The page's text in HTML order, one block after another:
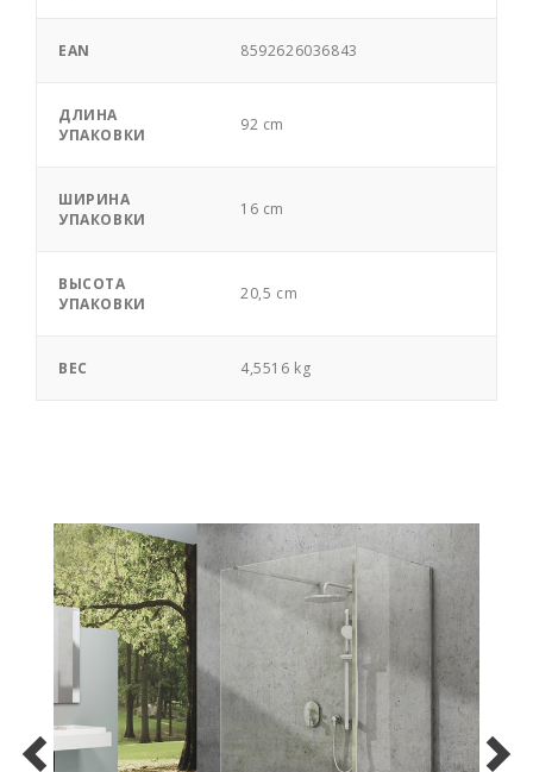
EAN 8592626036843
ДЛИНА
УПАКОВКИ
92 cm
ШИРИНА
УПАКОВКИ
16 cm
ВЫСОТА
УПАКОВКИ
20,5 cm
ВЕС 4,5516 kg